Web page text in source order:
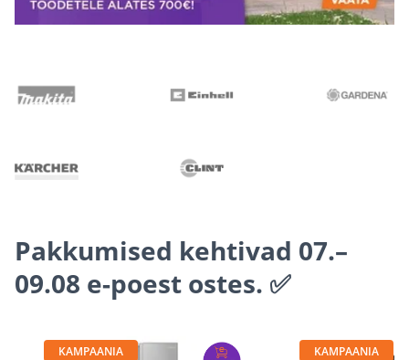
Pakkumised kehtivad 07.–
09.08 e-poest ostes. ✅
KAMPAANIA KAMPAANIA